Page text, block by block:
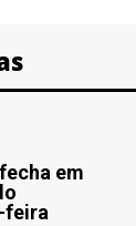
em
feira